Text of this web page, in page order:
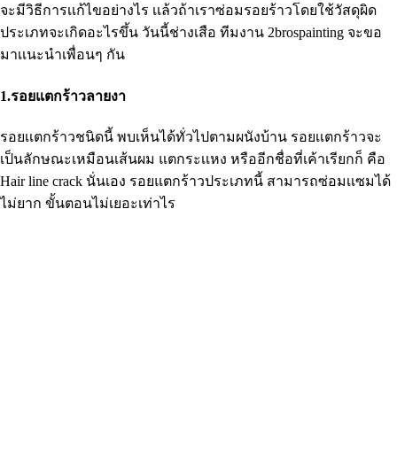
จะมีวิธีการเเก้ไขอย่างไร เเล้วถ้าเราซ่อมรอยร้าวโดยใช้วัสดุผิด
ประเภทจะเกิดอะไรขึ้น วันนี้ช่างเสือ ทีมงาน 2brospainting จะขอ
มาเเนะนำเพื่อนๆ กัน
1.รอยแตกร้าวลายงา
รอยเเตกร้าวชนิดนี้ พบเห็นได้ทั่วไปตามผนังบ้าน รอยเเตกร้าวจะ
เป็นลักษณะเหมือนเส้นผม แตกระเเหง หรืออีกชื่อที่เค้าเรียกก็ คือ
Hair line crack นั่นเอง รอยแตกร้าวประเภทนี้ สามารถซ่อมเเซมได้
ไม่ยาก ขั้นตอนไม่เยอะเท่าไร